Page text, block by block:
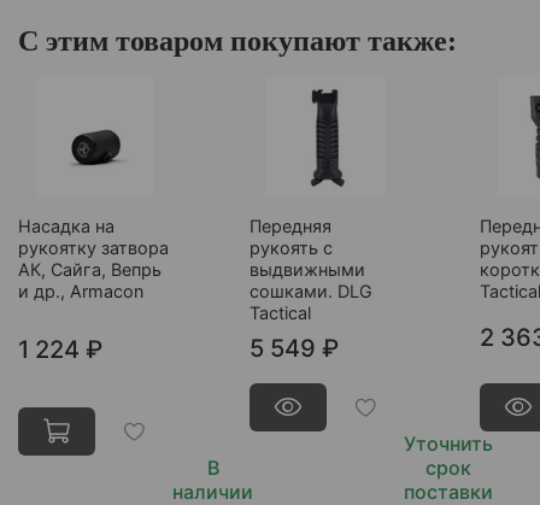
С этим товаром покупают также:
Насадка на
рукоятку затвора
АК, Сайга, Вепрь
и др., Armacon
В
наличии
1 224 ₽
Передняя
рукоять с
выдвижными
сошками. DLG
Tactical
Уточнить
срок
поставки
5 549 ₽
Tactical
2